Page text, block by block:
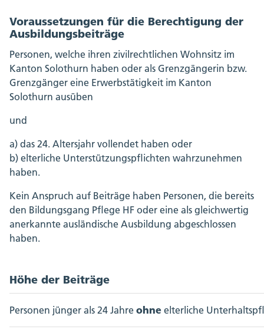
Voraussetzungen für die Berechtigung der
Ausbildungsbeiträge
Personen, welche ihren zivilrechtlichen Wohnsitz im
Kanton Solothurn haben oder als Grenzgängerin bzw.
Grenzgänger eine Erwerbstätigkeit im Kanton
Solothurn ausüben
und
a) das 24. Altersjahr vollendet haben oder
b) elterliche Unterstützungspflichten wahrzunehmen
haben.
Kein Anspruch auf Beiträge haben Personen, die bereits
den Bildungsgang Pflege HF oder eine als gleichwertig
anerkannte ausländische Ausbildung abgeschlossen
haben.
Höhe der Beiträge
Personen jünger als 24 Jahre ohne elterliche